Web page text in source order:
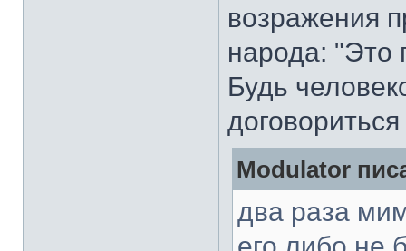
возражения
народа: "Это
Будь
Modulator
два раза